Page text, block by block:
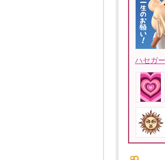
ハセガ